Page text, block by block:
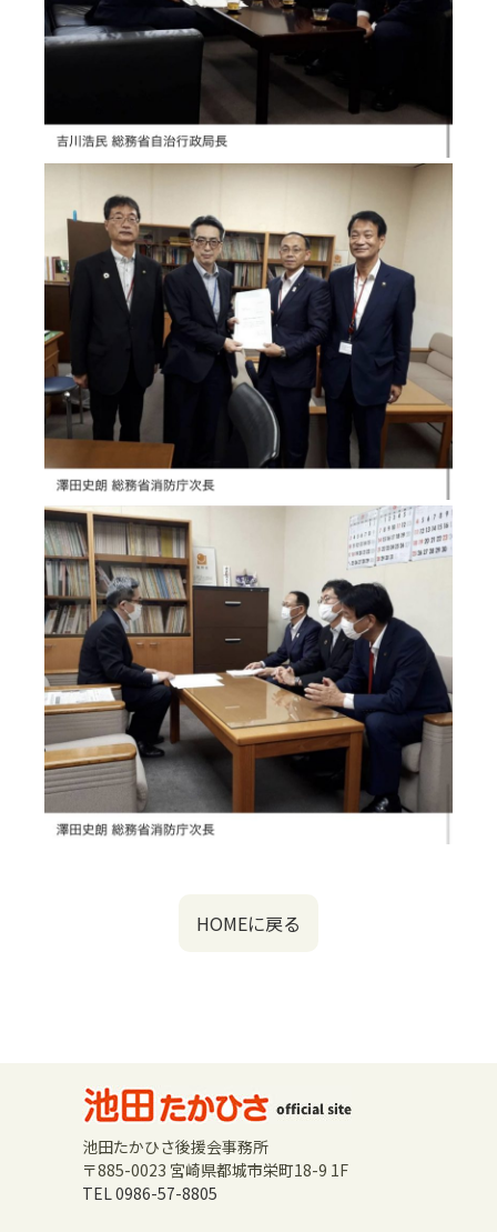
HOMEに戻る
池田たかひさ後援会事務所
〒885-0023 宮崎県都城市栄町18-9 1F
TEL 0986-57-8805